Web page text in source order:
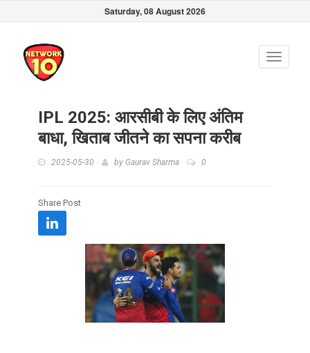
Saturday, 08 August 2026
Toggle
IPL 2025: आरसीबी के लिए अंतिम
बाधा, खिताब जीतने का सपना करीब
2025-05-30 by Gaurav Sharma 0
Share Post